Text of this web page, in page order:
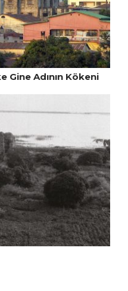
Gine Adının Kökeni